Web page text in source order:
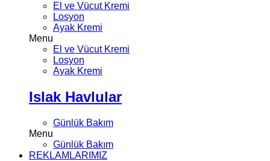
El ve Vücut Kremi
Losyon
Ayak Kremi
Menu
El ve Vücut Kremi
Losyon
Ayak Kremi
Islak Havlular
Günlük Bakım
Menu
Günlük Bakım
REKLAMLARIMIZ